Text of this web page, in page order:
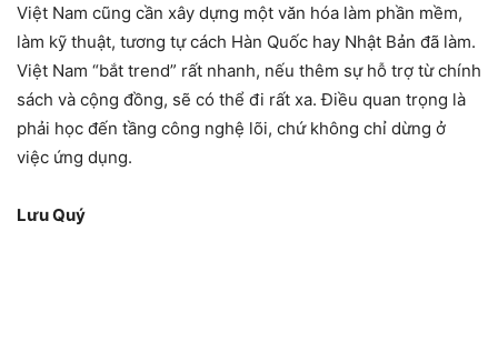
Việt Nam cũng cần xây dựng một văn hóa làm phần mềm,
làm kỹ thuật, tương tự cách Hàn Quốc hay Nhật Bản đã làm.
Việt Nam “bắt trend” rất nhanh, nếu thêm sự hỗ trợ từ chính
sách và cộng đồng, sẽ có thể đi rất xa. Điều quan trọng là
phải học đến tầng công nghệ lõi, chứ không chỉ dừng ở
việc ứng dụng.
Lưu Quý